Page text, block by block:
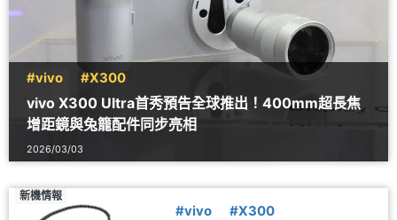
#vivo #X300
vivo X300 Ultra首秀預告全球推出！400mm超長焦
增距鏡與兔籠配件同步亮相
2026/03/03
新機情報
#vivo #X300